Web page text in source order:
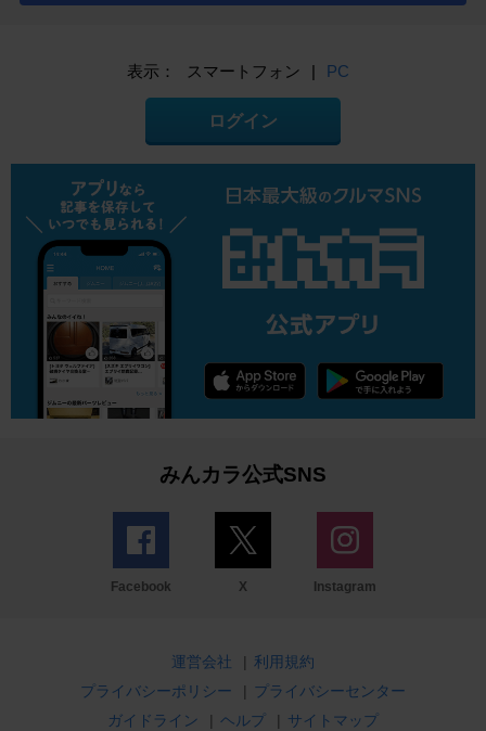
表示： スマートフォン | PC
ログイン
みんカラ公式SNS
Facebook X Instagram
運営会社 | 利用規約
プライバシーポリシー
| プライバシーセンター
ガイドライン
| ヘルプ | サイトマップ